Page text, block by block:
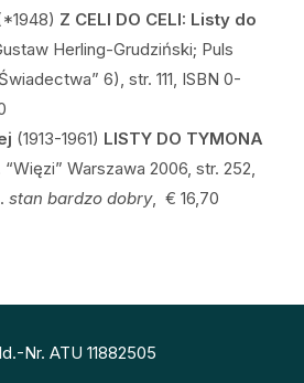
Z CELI DO CELI: Listy do
Herling-Grudziński; Puls
6), str. 111, ISBN 0-
(1913-1961) LISTY DO TYMONA
“Więzi” Warszawa 2006, str. 252,
stan bardzo dobry, € 16,70
Nr. ATU 11882505